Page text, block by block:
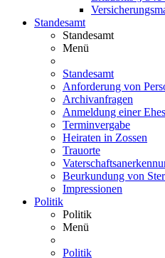
Standesamt
Standesamt
Menü
Standesamt
Anforderung von
Archivanfragen
Anmeldung einer
Terminvergabe
Heiraten in Zossen
Trauorte
Beurkundung von
Impressionen
Politik
Politik
Menü
Politik